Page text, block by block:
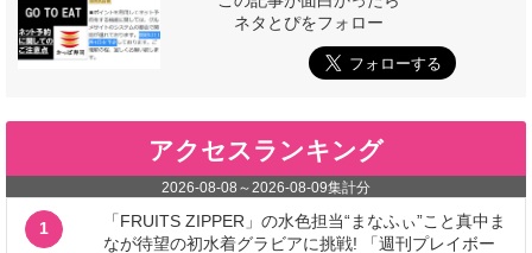
ネタとぴをフォロー
アクセスランキング
2026-08-08 ～ 2026-08-09集計分
1
「FRUITS ZIPPER」の水色担当“まなふぃ”こと真中ま
なが待望の初水着グラビアに挑戦! 「週刊プレイボー